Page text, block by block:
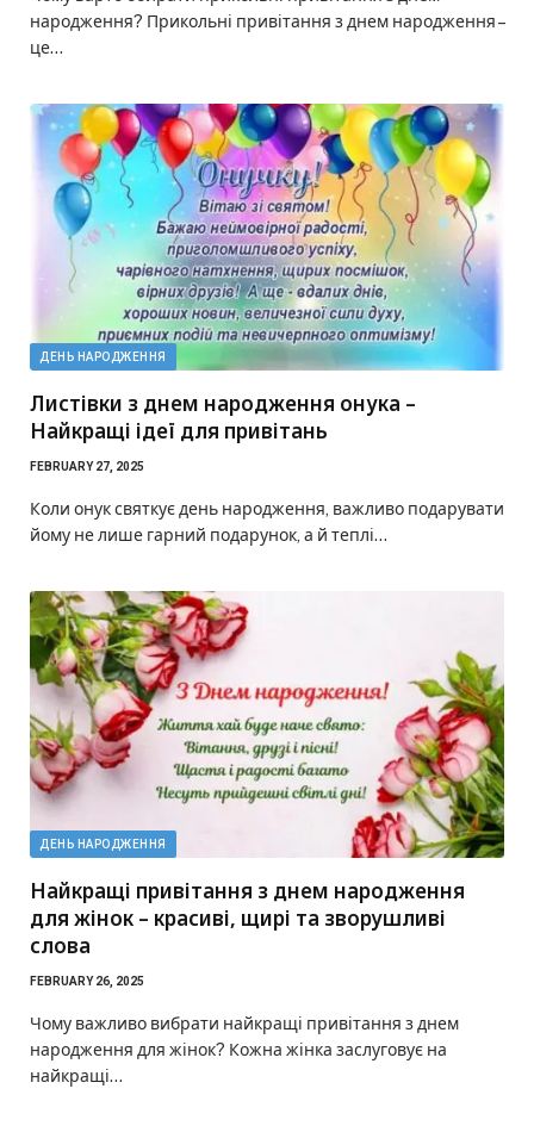
народження? Прикольні привітання з днем народження –
це…
ДЕНЬ НАРОДЖЕННЯ
Листівки з днем народження онука –
Найкращі ідеї для привітань
FEBRUARY 27, 2025
Коли онук святкує день народження, важливо подарувати
йому не лише гарний подарунок, а й теплі…
ДЕНЬ НАРОДЖЕННЯ
Найкращі привітання з днем народження
для жінок – красиві, щирі та зворушливі
слова
FEBRUARY 26, 2025
Чому важливо вибрати найкращі привітання з днем
народження для жінок? Кожна жінка заслуговує на
найкращі…